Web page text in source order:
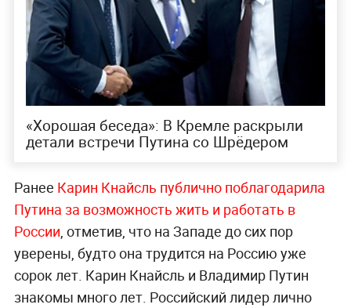
«Хорошая беседа»: В Кремле раскрыли
детали встречи Путина со Шрёдером
Ранее Карин Кнайсль публично поблагодарила
Путина за возможность жить и работать в
России , отметив, что на Западе до сих пор
уверены, будто она трудится на Россию уже
сорок лет. Карин Кнайсль и Владимир Путин
знакомы много лет. Российский лидер лично